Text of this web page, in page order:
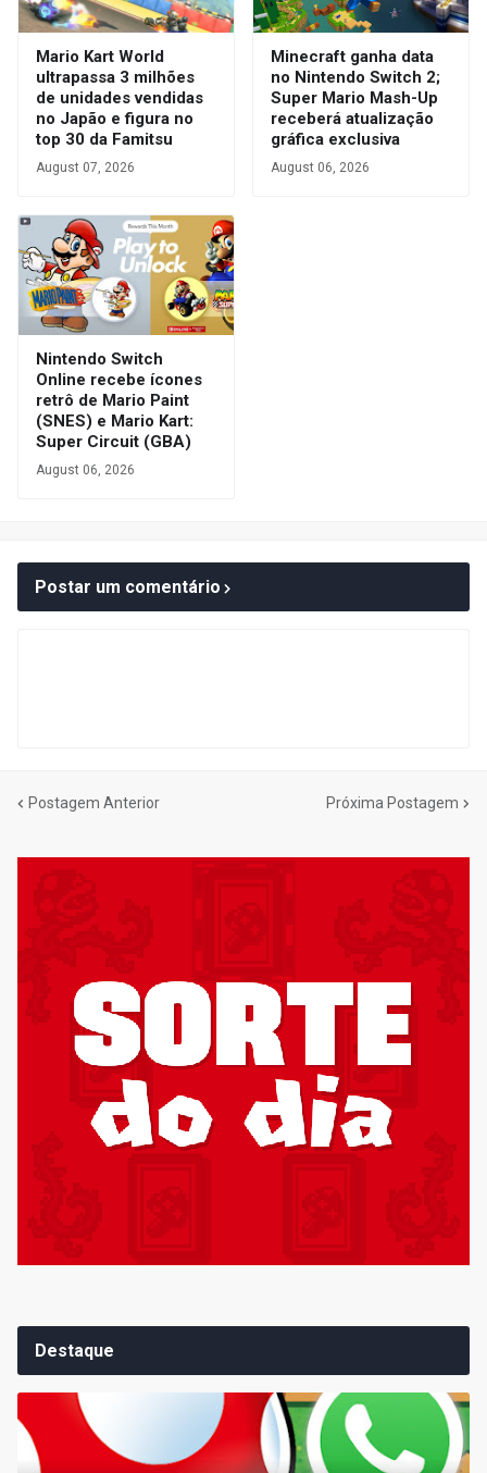
Mario Kart World
ultrapassa 3 milhões
de unidades vendidas
no Japão e figura no
top 30 da Famitsu
August 07, 2026
Minecraft ganha data
no Nintendo Switch 2;
Super Mario Mash-Up
receberá atualização
gráfica exclusiva
August 06, 2026
Nintendo Switch
Online recebe ícones
retrô de Mario Paint
(SNES) e Mario Kart:
Super Circuit (GBA)
August 06, 2026
Postar um comentário
Postagem Anterior Próxima Postagem
Destaque